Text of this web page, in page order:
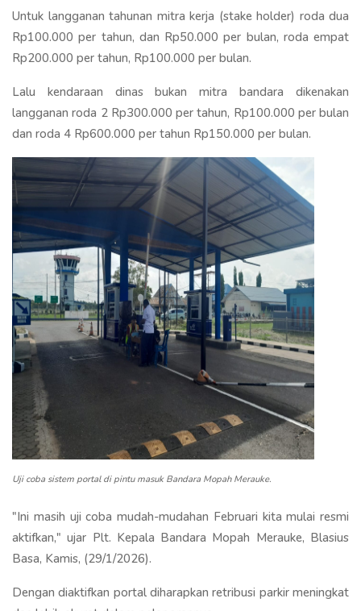
Untuk langganan tahunan mitra kerja (stake holder) roda dua
Rp100.000 per tahun, dan Rp50.000 per bulan, roda empat
Rp200.000 per tahun, Rp100.000 per bulan.
Lalu kendaraan dinas bukan mitra bandara dikenakan
langganan roda 2 Rp300.000 per tahun, Rp100.000 per bulan
dan roda 4 Rp600.000 per tahun Rp150.000 per bulan.
Uji coba sistem portal di pintu masuk Bandara Mopah Merauke.
"Ini masih uji coba mudah-mudahan Februari kita mulai resmi
aktifkan," ujar Plt. Kepala Bandara Mopah Merauke, Blasius
Basa, Kamis, (29/1/2026).
Dengan diaktifkan portal diharapkan retribusi parkir meningkat